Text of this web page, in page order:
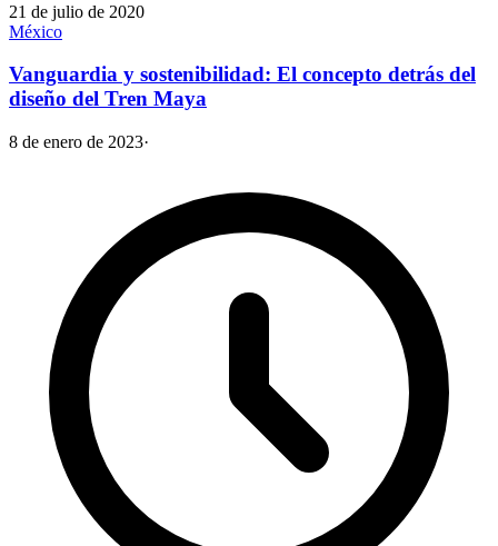
21 de julio de 2020
México
Vanguardia y sostenibilidad: El concepto detrás del
diseño del Tren Maya
8 de enero de 2023·